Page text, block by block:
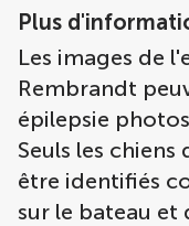
Plus
Les images de
Rembrandt
épilepsie
Seuls les
être identifiés
sur le bateau et